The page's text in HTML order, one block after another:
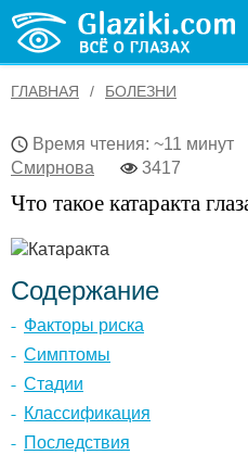
ГЛАВНАЯ БОЛЕЗНИ
Время чтения: ~11 минут
Смирнова
3417
Что такое катаракта
Содержание
Факторы риска
Симптомы
Стадии
Классификация
Последствия